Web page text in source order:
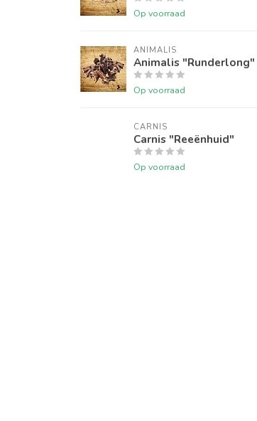
Op voorraad
ANIMALIS
Animalis "Runderlong"
Op voorraad
CARNIS
Carnis "Reeënhuid"
Op voorraad